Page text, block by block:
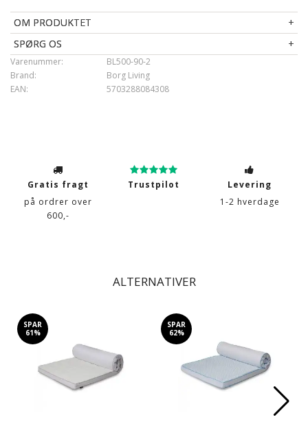
OM PRODUKTET
SPØRG OS
BL500-90-2
Varenummer:
Borg Living
Brand:
5703288084308
EAN:
Gratis fragt
på ordrer over
600,-
Trustpilot
Levering
1-2 hverdage
ALTERNATIVER
SPAR
61%
SPAR
62%